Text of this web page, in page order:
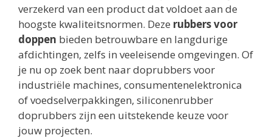
verzekerd van een product dat voldoet aan de
hoogste kwaliteitsnormen. Deze rubbers voor
doppen bieden betrouwbare en langdurige
afdichtingen, zelfs in veeleisende omgevingen. Of
je nu op zoek bent naar doprubbers voor
industriële machines, consumentenelektronica
of voedselverpakkingen, siliconenrubber
doprubbers zijn een uitstekende keuze voor
jouw projecten.